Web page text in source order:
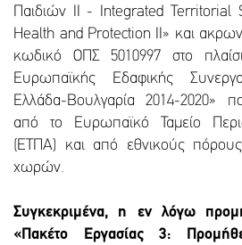
Παιδιών II - Integrated Territorial
Health and Protection II» και
κωδικό ΟΠΣ 5010997 στο
Ευρωπαϊκής Εδαφικής
Ελλάδα-Βουλγαρία 2014-2020»
από το Ευρωπαϊκό Ταμείο
(ΕΤΠΑ) και από εθνικούς
χωρών.
Συγκεκριμένα, η εν λόγω
«Πακέτο Εργασίας 3: